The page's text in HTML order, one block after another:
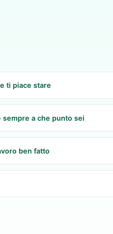
ti piace stare
sempre a che punto sei
ben fatto